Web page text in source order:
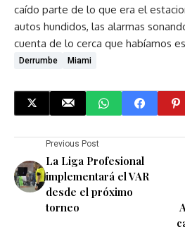
caído parte de lo que era el
autos hundidos, las alarmas
cuenta de lo cerca que habíamos
Derrumbe Miami
Previous Post
La Liga Profesional
implementará el VAR
desde el próximo
torneo